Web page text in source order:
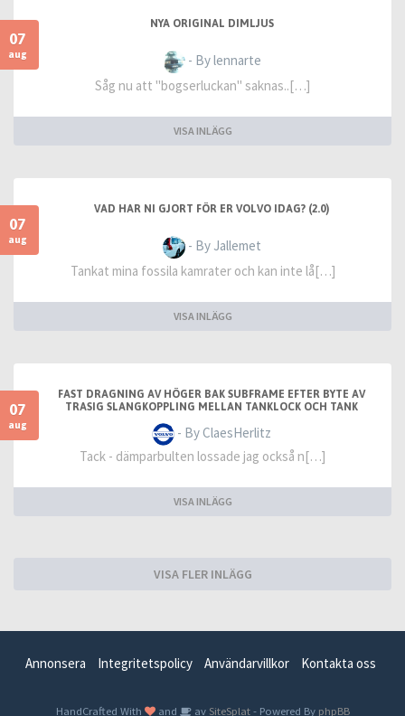
07
aug
NYA ORIGINAL DIMLJUS
- By lennarte
Såg nu att "bogserluckan" saknas..[…]
VISA INLÄGG
07
aug
VAD HAR NI GJORT FÖR ER VOLVO IDAG? (2.0)
- By Jallemet
Tankat mina fossila kamrater och kan inte lå[…]
VISA INLÄGG
07
aug
FAST DRAGNING AV HÖGER BAK SUBFRAME EFTER BYTE AV
TRASIG SLANGKOPPLING MELLAN TANKLOCK OCH TANK
- By ClaesHerlitz
Tack - dämparbulten lossade jag också n[…]
VISA INLÄGG
VISA FLER INLÄGG
Annonsera Integritetspolicy Användarvillkor Kontakta oss
HandCrafted With and avSiteSplat- Powered By phpBB